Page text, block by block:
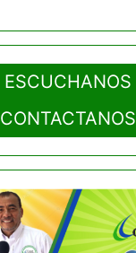
ESCUCHANOS
CONTACTANOS